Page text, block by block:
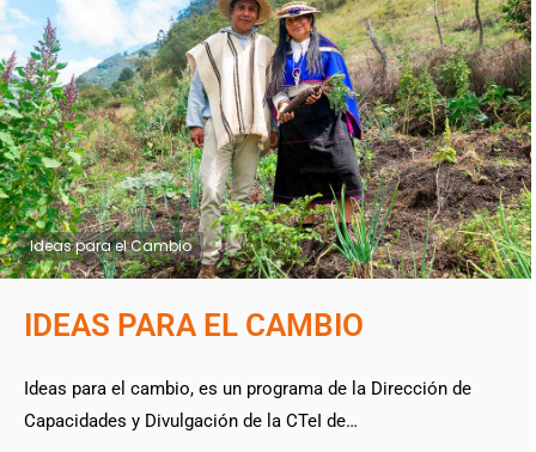
Ideas para el Cambio
IDEAS PARA EL CAMBIO
Ideas para el cambio, es un programa de la Dirección de
Capacidades y Divulgación de la CTeI de…